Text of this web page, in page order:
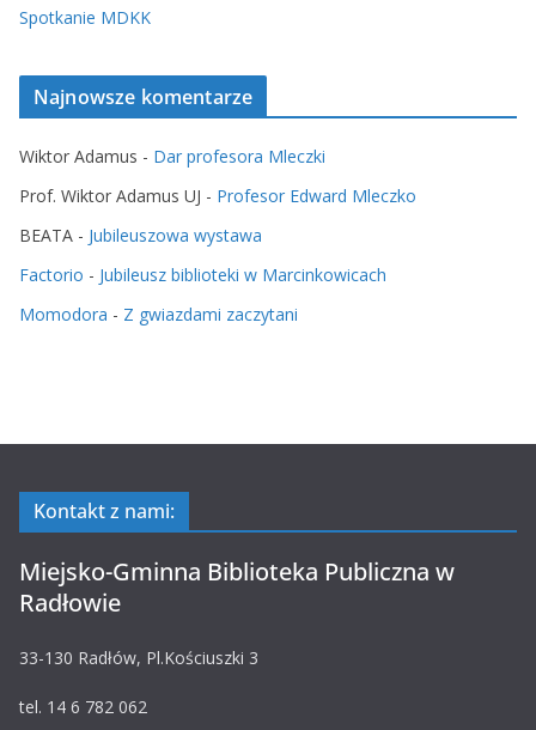
Spotkanie MDKK
Najnowsze komentarze
Wiktor Adamus - Dar profesora Mleczki
Prof. Wiktor Adamus UJ - Profesor Edward Mleczko
BEATA - Jubileuszowa wystawa
Factorio - Jubileusz biblioteki w Marcinkowicach
Momodora - Z gwiazdami zaczytani
Kontakt z nami:
Miejsko-Gminna Biblioteka Publiczna w
Radłowie
33-130 Radłów, Pl.Kościuszki 3
tel. 14 6 782 062